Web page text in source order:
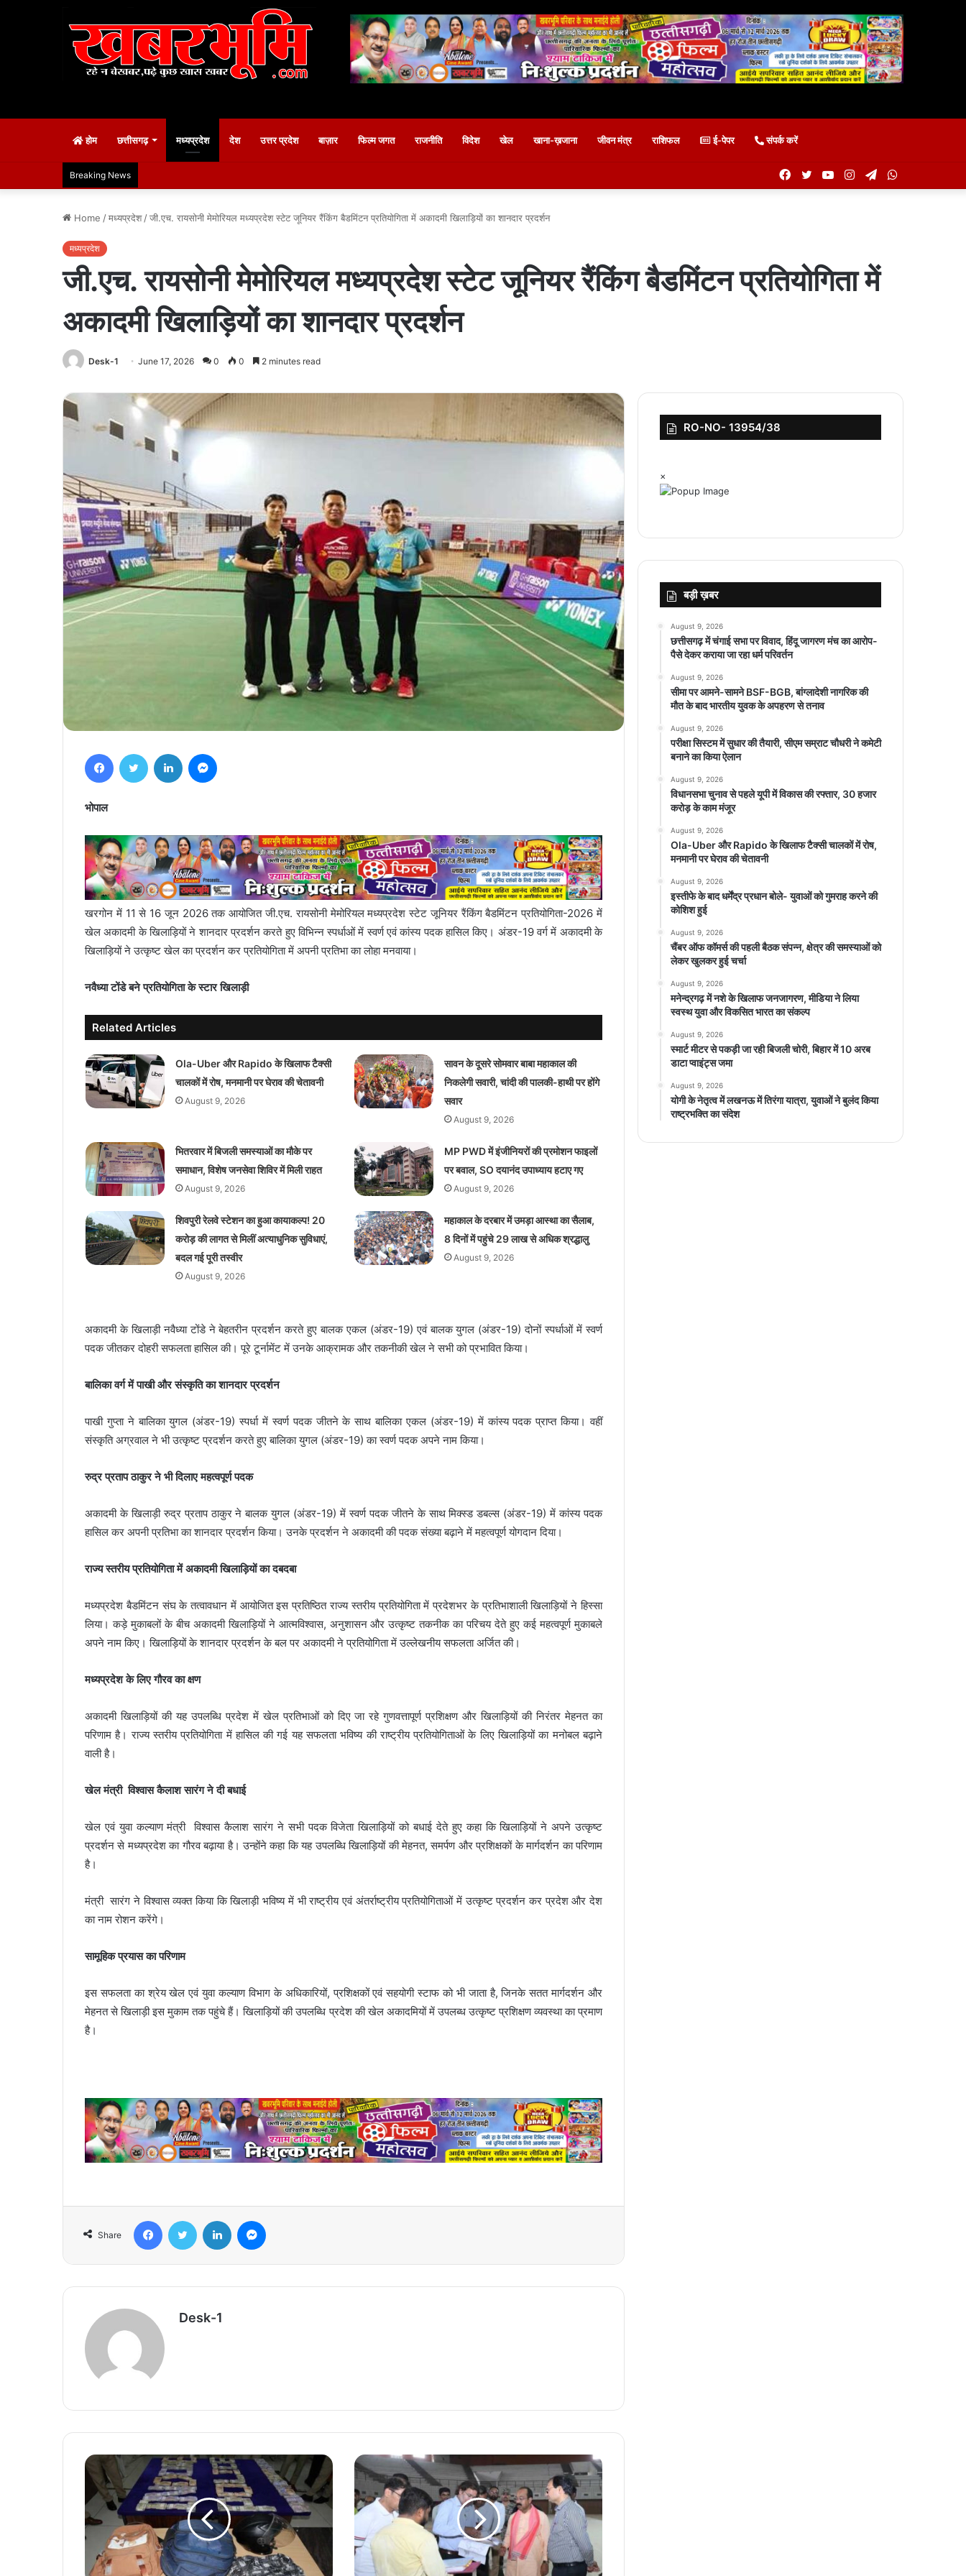
होम छत्तीसगढ़ मध्यप्रदेश देश उत्तर प्रदेश बाज़ार फिल्म जगत राजनीति विदेश खेल खाना-ख़जाना जीवन मंत्र राशिफल ई-पेपर संपर्क करें
Breaking News Telegram
Instagram
YouTube
Twitter
Facebook
Home /मध्यप्रदेश /जी.एच. रायसोनी मेमोरियल मध्यप्रदेश स्टेट जूनियर रैंकिंग बैडमिंटन प्रतियोगिता में अकादमी खिलाड़ियों का शानदार प्रदर्शन
मध्यप्रदेश
जी.एच. रायसोनी मेमोरियल मध्यप्रदेश स्टेट जूनियर रैंकिंग बैडमिंटन प्रतियोगिता में
अकादमी खिलाड़ियों का शानदार प्रदर्शन
Desk-1 June 17, 2026 0 0 2 minutes read
भोपाल
खरगोन में 11 से 16 जून 2026 तक आयोजित जी.एच. रायसोनी मेमोरियल मध्यप्रदेश स्टेट जूनियर रैंकिंग बैडमिंटन प्रतियोगिता-2026 में
खेल अकादमी के खिलाड़ियों ने शानदार प्रदर्शन करते हुए विभिन्न स्पर्धाओं में स्वर्ण एवं कांस्य पदक हासिल किए। अंडर-19 वर्ग में अकादमी के
खिलाड़ियों ने उत्कृष्ट खेल का प्रदर्शन कर प्रतियोगिता में अपनी प्रतिभा का लोहा मनवाया।
नवैध्या टोंडे बने प्रतियोगिता के स्टार खिलाड़ी
Related Articles
Ola-Uber और Rapido के खिलाफ टैक्सी
चालकों में रोष, मनमानी पर घेराव की चेतावनी
August 9, 2026
सावन के दूसरे सोमवार बाबा महाकाल की
निकलेगी सवारी, चांदी की पालकी-हाथी पर होंगे
सवार
August 9, 2026
भितरवार में बिजली समस्याओं का मौके पर
समाधान, विशेष जनसेवा शिविर में मिली राहत
August 9, 2026
MP PWD में इंजीनियरों की प्रमोशन फाइलों
पर बवाल, SO दयानंद उपाध्याय हटाए गए
August 9, 2026
शिवपुरी रेलवे स्टेशन का हुआ कायाकल्प! 20
करोड़ की लागत से मिलीं अत्याधुनिक सुविधाएं,
बदल गई पूरी तस्वीर
August 9, 2026
महाकाल के दरबार में उमड़ा आस्था का सैलाब,
8 दिनों में पहुंचे 29 लाख से अधिक श्रद्धालु
August 9, 2026
अकादमी के खिलाड़ी नवैध्या टोंडे ने बेहतरीन प्रदर्शन करते हुए बालक एकल (अंडर-19) एवं बालक युगल (अंडर-19) दोनों स्पर्धाओं में स्वर्ण
पदक जीतकर दोहरी सफलता हासिल की। पूरे टूर्नामेंट में उनके आक्रामक और तकनीकी खेल ने सभी को प्रभावित किया।
बालिका वर्ग में पाखी और संस्कृति का शानदार प्रदर्शन
पाखी गुप्ता ने बालिका युगल (अंडर-19) स्पर्धा में स्वर्ण पदक जीतने के साथ बालिका एकल (अंडर-19) में कांस्य पदक प्राप्त किया। वहीं
संस्कृति अग्रवाल ने भी उत्कृष्ट प्रदर्शन करते हुए बालिका युगल (अंडर-19) का स्वर्ण पदक अपने नाम किया।
रुद्र प्रताप ठाकुर ने भी दिलाए महत्वपूर्ण पदक
अकादमी के खिलाड़ी रुद्र प्रताप ठाकुर ने बालक युगल (अंडर-19) में स्वर्ण पदक जीतने के साथ मिक्स्ड डबल्स (अंडर-19) में कांस्य पदक
हासिल कर अपनी प्रतिभा का शानदार प्रदर्शन किया। उनके प्रदर्शन ने अकादमी की पदक संख्या बढ़ाने में महत्वपूर्ण योगदान दिया।
राज्य स्तरीय प्रतियोगिता में अकादमी खिलाड़ियों का दबदबा
मध्यप्रदेश बैडमिंटन संघ के तत्वावधान में आयोजित इस प्रतिष्ठित राज्य स्तरीय प्रतियोगिता में प्रदेशभर के प्रतिभाशाली खिलाड़ियों ने हिस्सा
लिया। कड़े मुकाबलों के बीच अकादमी खिलाड़ियों ने आत्मविश्वास, अनुशासन और उत्कृष्ट तकनीक का परिचय देते हुए कई महत्वपूर्ण मुकाबले
अपने नाम किए। खिलाड़ियों के शानदार प्रदर्शन के बल पर अकादमी ने प्रतियोगिता में उल्लेखनीय सफलता अर्जित की।
मध्यप्रदेश के लिए गौरव का क्षण
अकादमी खिलाड़ियों की यह उपलब्धि प्रदेश में खेल प्रतिभाओं को दिए जा रहे गुणवत्तापूर्ण प्रशिक्षण और खिलाड़ियों की निरंतर मेहनत का
परिणाम है। राज्य स्तरीय प्रतियोगिता में हासिल की गई यह सफलता भविष्य की राष्ट्रीय प्रतियोगिताओं के लिए खिलाड़ियों का मनोबल बढ़ाने
वाली है।
खेल मंत्री विश्वास कैलाश सारंग ने दी बधाई
खेल एवं युवा कल्याण मंत्री विश्वास कैलाश सारंग ने सभी पदक विजेता खिलाड़ियों को बधाई देते हुए कहा कि खिलाड़ियों ने अपने उत्कृष्ट
प्रदर्शन से मध्यप्रदेश का गौरव बढ़ाया है। उन्होंने कहा कि यह उपलब्धि खिलाड़ियों की मेहनत, समर्पण और प्रशिक्षकों के मार्गदर्शन का परिणाम
है।
मंत्री सारंग ने विश्वास व्यक्त किया कि खिलाड़ी भविष्य में भी राष्ट्रीय एवं अंतर्राष्ट्रीय प्रतियोगिताओं में उत्कृष्ट प्रदर्शन कर प्रदेश और देश
का नाम रोशन करेंगे।
सामूहिक प्रयास का परिणाम
इस सफलता का श्रेय खेल एवं युवा कल्याण विभाग के अधिकारियों, प्रशिक्षकों एवं सहयोगी स्टाफ को भी जाता है, जिनके सतत मार्गदर्शन और
मेहनत से खिलाड़ी इस मुकाम तक पहुंचे हैं। खिलाड़ियों की उपलब्धि प्रदेश की खेल अकादमियों में उपलब्ध उत्कृष्ट प्रशिक्षण व्यवस्था का प्रमाण
है।
Share
Desk-1
RO-NO- 13954/38
×
बड़ी ख़बर
August 9, 2026
छत्तीसगढ़ में चंगाई सभा पर विवाद, हिंदू जागरण मंच का आरोप-
पैसे देकर कराया जा रहा धर्म परिवर्तन
August 9, 2026
सीमा पर आमने-सामने BSF-BGB, बांग्लादेशी नागरिक की
मौत के बाद भारतीय युवक के अपहरण से तनाव
August 9, 2026
परीक्षा सिस्टम में सुधार की तैयारी, सीएम सम्राट चौधरी ने कमेटी
बनाने का किया ऐलान
August 9, 2026
विधानसभा चुनाव से पहले यूपी में विकास की रफ्तार, 30 हजार
करोड़ के काम मंजूर
August 9, 2026
Ola-Uber और Rapido के खिलाफ टैक्सी चालकों में रोष,
मनमानी पर घेराव की चेतावनी
August 9, 2026
इस्तीफे के बाद धर्मेंद्र प्रधान बोले- युवाओं को गुमराह करने की
कोशिश हुई
August 9, 2026
चैंबर ऑफ कॉमर्स की पहली बैठक संपन्न, क्षेत्र की समस्याओं को
लेकर खुलकर हुई चर्चा
August 9, 2026
मनेन्द्रगढ़ में नशे के खिलाफ जनजागरण, मीडिया ने लिया
स्वस्थ युवा और विकसित भारत का संकल्प
August 9, 2026
स्मार्ट मीटर से पकड़ी जा रही बिजली चोरी, बिहार में 10 अरब
डाटा प्वाइंट्स जमा
August 9, 2026
योगी के नेतृत्व में लखनऊ में तिरंगा यात्रा, युवाओं ने बुलंद किया
राष्ट्रभक्ति का संदेश